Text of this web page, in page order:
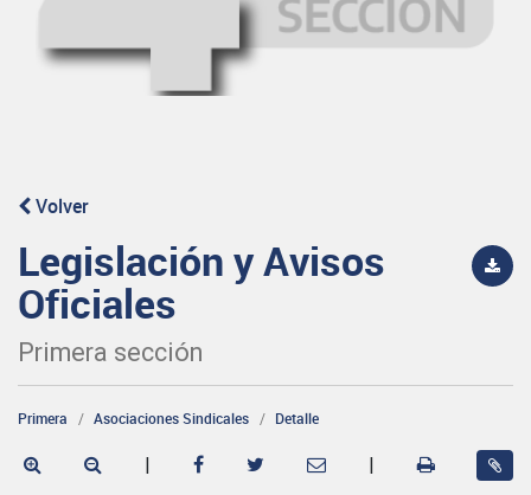
Volver
Legislación y Avisos
Oficiales
Primera sección
Primera Asociaciones Sindicales Detalle
| |